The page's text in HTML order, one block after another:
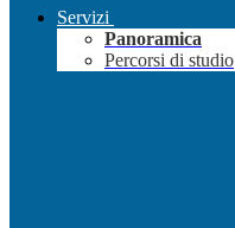
Servizi
Panoramica
Percorsi di studio